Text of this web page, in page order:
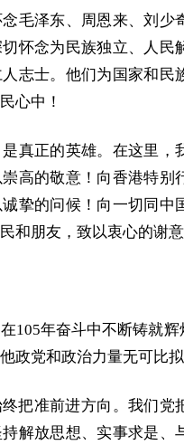
毛泽东、周恩来、刘
怀念为民族独立、人
志士。他们为国家和
心中！
真正的英雄。在这里
高的敬意！向香港特
挚的问候！向一切同
和朋友，致以衷心的谢意
105年奋斗中不断铸就
政党和政治力量无可比拟
把准前进方向。我们党
解放思想、实事求是